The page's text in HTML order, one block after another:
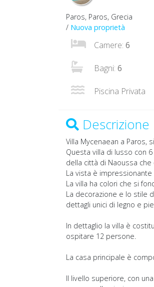
Paros, Paros, Grecia
/ Nuova proprietà
Camere: 6
Bagni: 6
Piscina Privata
Descrizione
Villa Mycenaean a Paros,
Questa villa di lusso con
della città di Naoussa
La vista è
La villa ha colori che si
La decorazione e lo stile
dettagli unici di legno e
In dettaglio la villa è
ospitare 12 persone.
La casa principale è
Il livello superiore, con